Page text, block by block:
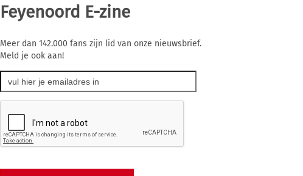
Feyenoord E-zine
Meer dan 142.000 fans zijn lid van onze nieuwsbrief.
Meld je ook aan!